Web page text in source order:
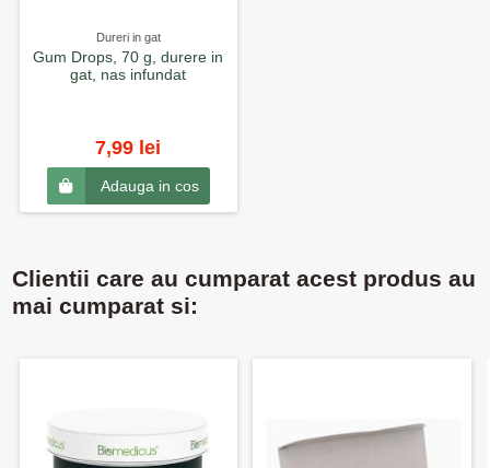
Dureri in gat
Gum Drops, 70 g, durere in
gat, nas infundat
7,99 lei
Adauga in cos
Clientii care au cumparat acest produs au
mai cumparat si: